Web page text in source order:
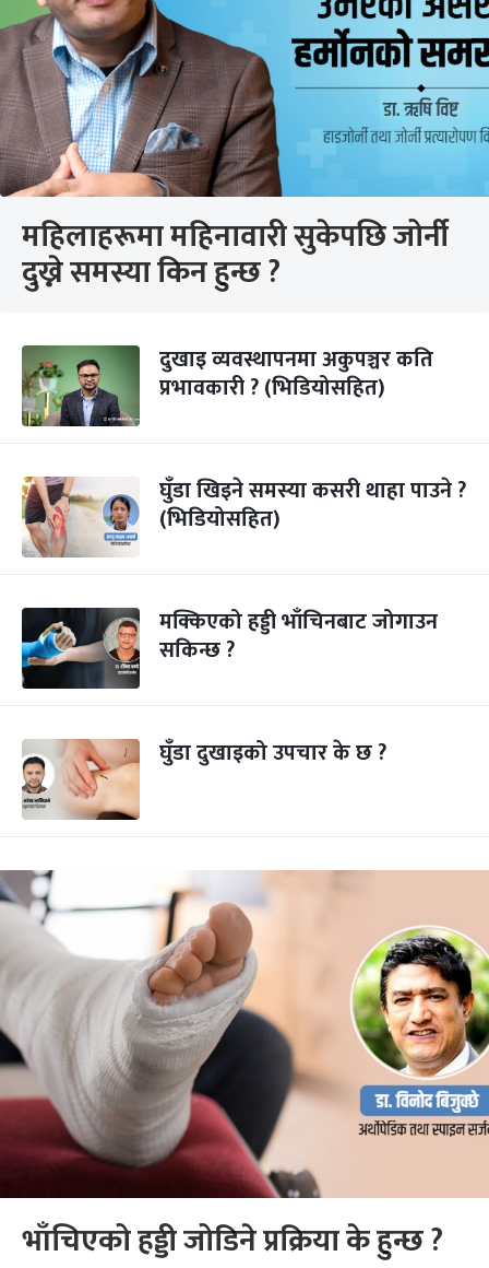
महिलाहरूमा महिनावारी सुकेपछि जोर्नी
दुख्ने समस्या किन हुन्छ ?
दुखाइ व्यवस्थापनमा अकुपञ्चर कति
प्रभावकारी ? (भिडियोसहित)
घुँडा खिइने समस्या कसरी थाहा पाउने ?
(भिडियोसहित)
मक्किएको हड्डी भाँचिनबाट जोगाउन
सकिन्छ ?
घुँडा दुखाइको उपचार के छ ?
भाँचिएको हड्डी जोडिने प्रक्रिया के हुन्छ ?